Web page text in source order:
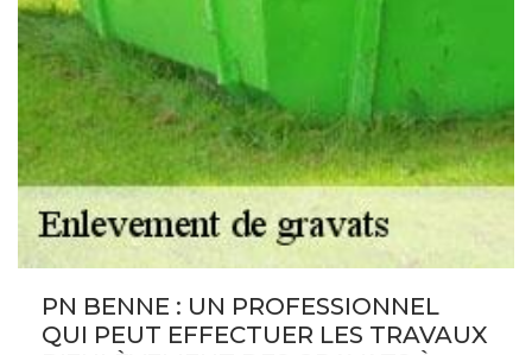
PN BENNE : UN PROFESSIONNEL
QUI PEUT EFFECTUER LES TRAVAUX